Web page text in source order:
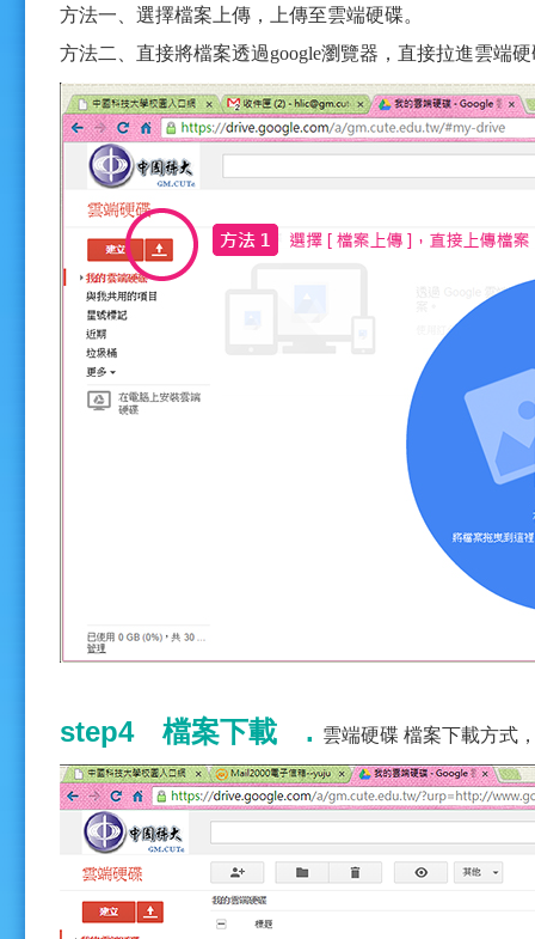
方法一、選擇檔案上傳，上傳至雲端硬碟。
方法二、直接將檔案透過google瀏覽器，直接拉進雲端
step4 檔案下載 . 雲端硬碟 檔案下載方式